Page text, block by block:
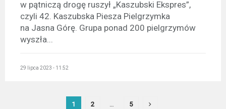
w pątniczą drogę ruszył „Kaszubski Ekspres”,
czyli 42. Kaszubska Piesza Pielgrzymka
na Jasna Górę. Grupa ponad 200 pielgrzymów
wyszła...
29 lipca 2023 - 11:52
1 2 … 5